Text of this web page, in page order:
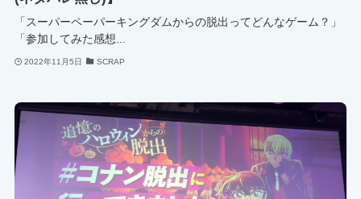
「スーパーペーパーキングダムからの脱出ってどんなゲーム？」
「参加してみた感想...
2022年11月5日 SCRAP